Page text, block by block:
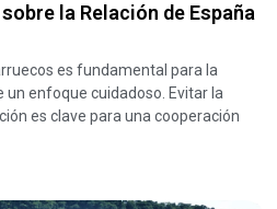
la Relación de España
es fundamental para la
enfoque cuidadoso. Evitar la
es clave para una cooperación